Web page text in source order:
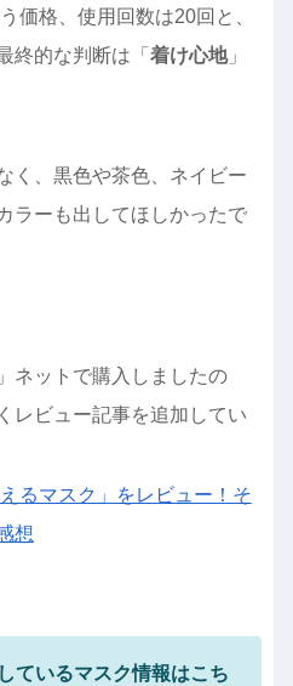
価格、使用回数は20回と、
終的な判断は「 着け心地」
く、黒色や茶色、ネイビー
ラーも出してほしかったで
ネットで購入しましたの
レビュー記事を追加してい
るマスク」をレビュー！そ
想
ているマスク情報はこち